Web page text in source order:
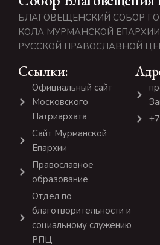
БЛАГОВЕЩЕНСКИЙ СОБОР
КОЛА МУРМАНСКОЙ ЕПАРХИИ
РУССКОЙ ПРАВОСЛАВНОЙ
Ссылки:
Официальный сайт
Московского
Патриархата
Сайт Мурманской
Епархии
Православное
образование
Отдел по
благотворительности и
социальному служению
РПЦ